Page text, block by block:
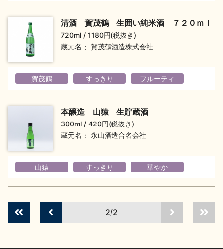
季節の商品 イベント情報
地酒蔵元会とは
お問い合わせ
清酒 賀茂鶴 生囲い純米酒 ７２０ｍｌ
720ml
1180円(税抜き)
蔵元名
賀茂鶴酒造株式会社
賀茂鶴 すっきり フルーティ
本醸造 山猿 生貯蔵酒
300ml
420円(税抜き)
蔵元名
永山酒造合名会社
山猿 すっきり 華やか
2/2